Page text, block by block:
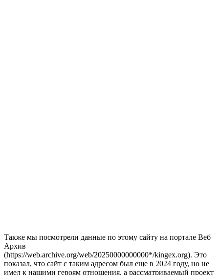
Также мы посмотрели данные по этому сайту на портале Веб
Архив
(https://web.archive.org/web/20250000000000*/kingex.org). Это
показал, что сайт с таким адресом был еще в 2024 году, но не
имел к нашими героям отношения, а рассматриваемый проект